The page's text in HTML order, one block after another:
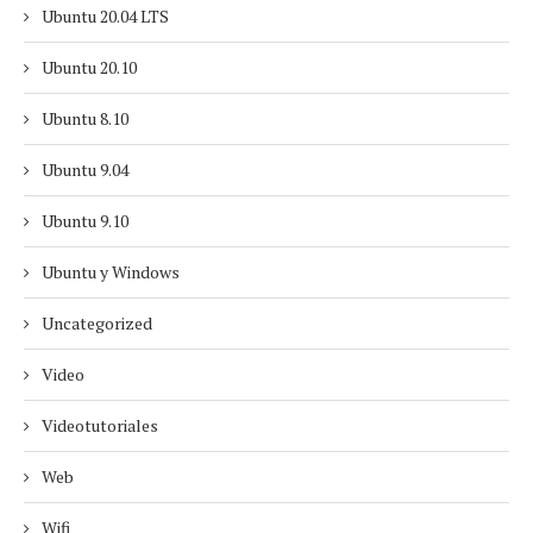
Ubuntu 20.04 LTS
Ubuntu 20.10
Ubuntu 8.10
Ubuntu 9.04
Ubuntu 9.10
Ubuntu y Windows
Uncategorized
Video
Videotutoriales
Web
Wifi